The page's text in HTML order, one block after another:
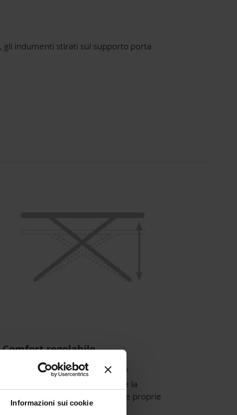
Informazioni sui cookie
gli indumenti stirati sul supporto porta
Comfort regolabile
L'asse è dotata di un sistema di 7
regolazioni dell'altezza per avere la
posizione di lavoro più adatta alle proprie
esigenze.